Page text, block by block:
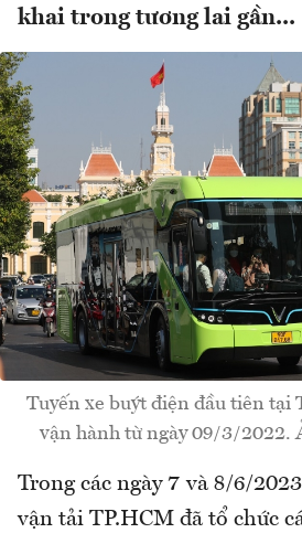
khai trong tương lai gần...
Tuyến xe buýt điện đầu tiên tại
vận hành từ ngày 09/3/2022.
Trong các ngày 7 và 8/6/
vận tải TP.HCM đã tổ chức